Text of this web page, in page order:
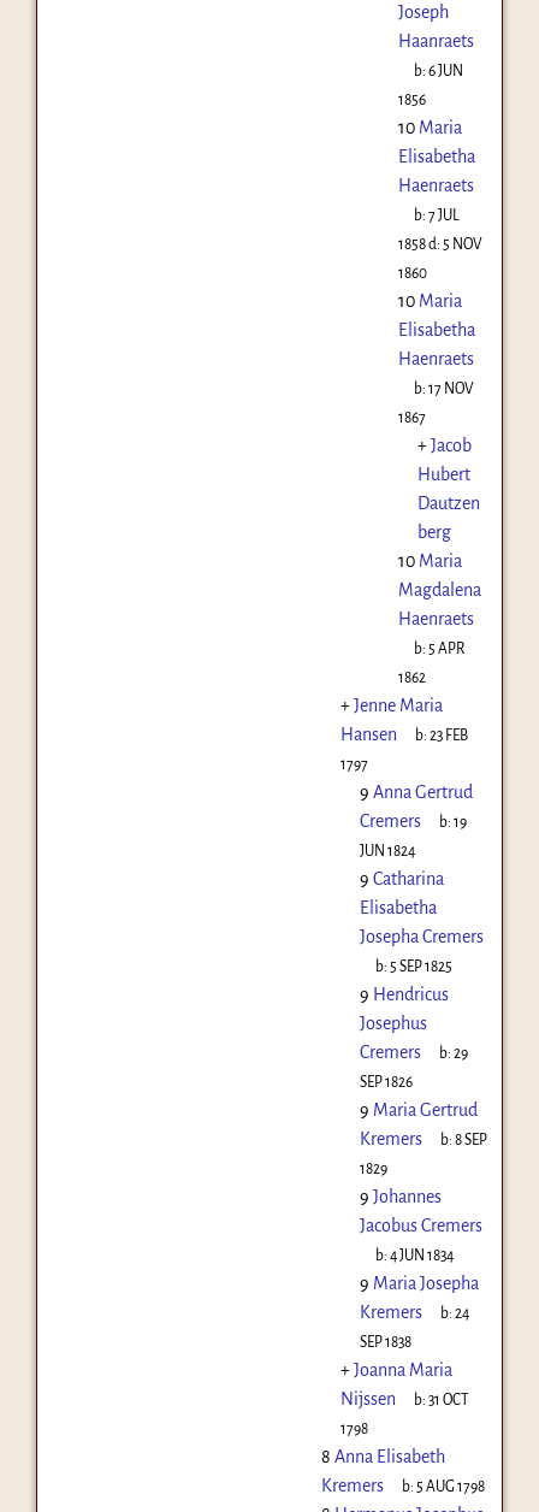
Joseph
Haanraets
b:6 JUN
1856
10 Maria
Elisabetha
Haenraets
b:7 JUL
1858d: 5 NOV
1860
10 Maria
Elisabetha
Haenraets
b:17 NOV
1867
+Jacob
Hubert
Dautzen
berg
10 Maria
Magdalena
Haenraets
b: 5 APR
1862
+Jenne Maria
Hansen
b:23 FEB
1797
9 Anna Gertrud
Cremers
b:19
JUN 1824
9 Catharina
Elisabetha
Josepha Cremers
b: 5 SEP 1825
9 Hendricus
Josephus
Cremers
b:29
SEP 1826
9 Maria Gertrud
Kremers
b:8 SEP
1829
9 Johannes
Jacobus Cremers
b:4 JUN 1834
9 Maria Josepha
Kremers
b:24
SEP 1838
+Joanna Maria
Nijssen
b:31 OCT
1798
8 Anna Elisabeth
Kremers
b: 5 AUG 1798